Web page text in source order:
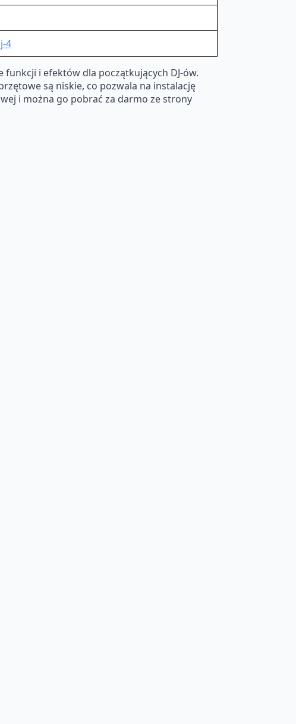
4
i efektów dla początkujących DJ-ów.
są niskie, co pozwala na instalację
i można go pobrać za darmo ze strony